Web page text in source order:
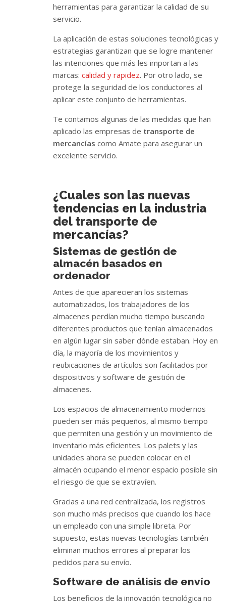
herramientas para garantizar la calidad de su
servicio.
La aplicación de estas soluciones tecnológicas y
estrategias garantizan que se logre mantener
las intenciones que más les importan a las
marcas: calidad y rapidez. Por otro lado, se
protege la seguridad de los conductores al
aplicar este conjunto de herramientas.
Te contamos algunas de las medidas que han
aplicado las empresas de transporte de
mercancías como Amate para asegurar un
excelente servicio.
¿Cuales son las nuevas
tendencias en la industria
del transporte de
mercancías?
Sistemas de gestión de
almacén basados en
ordenador
Antes de que aparecieran los sistemas
automatizados, los trabajadores de los
almacenes perdían mucho tiempo buscando
diferentes productos que tenían almacenados
en algún lugar sin saber dónde estaban. Hoy en
día, la mayoría de los movimientos y
reubicaciones de artículos son facilitados por
dispositivos y software de gestión de
almacenes.
Los espacios de almacenamiento modernos
pueden ser más pequeños, al mismo tiempo
que permiten una gestión y un movimiento de
inventario más eficientes. Los palets y las
unidades ahora se pueden colocar en el
almacén ocupando el menor espacio posible sin
el riesgo de que se extravíen.
Gracias a una red centralizada, los registros
son mucho más precisos que cuando los hace
un empleado con una simple libreta. Por
supuesto, estas nuevas tecnologías también
eliminan muchos errores al preparar los
pedidos para su envío.
Software de análisis de envío
Los beneficios de la innovación tecnológica no